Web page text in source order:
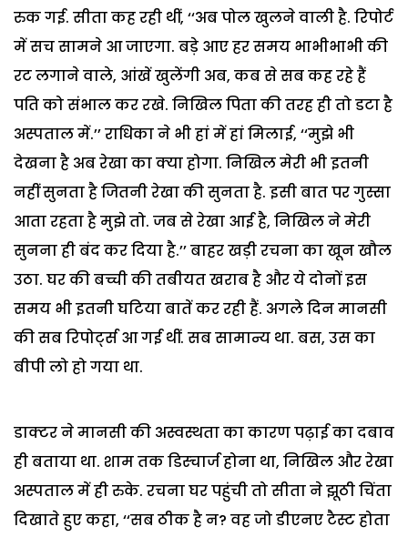
रुक गई. सीता कह रही थीं, ‘‘अब पोल खुलने वाली है. रिपोर्ट
में सच सामने आ जाएगा. बड़े आए हर समय भाभीभाभी की
रट लगाने वाले, आंखें खुलेंगी अब, कब से सब कह रहे हैं
पति को संभाल कर रखे. निखिल पिता की तरह ही तो डटा है
अस्पताल में.’’ राधिका ने भी हां में हां मिलाई, ‘‘मुझे भी
देखना है अब रेखा का क्या होगा. निखिल मेरी भी इतनी
नहीं सुनता है जितनी रेखा की सुनता है. इसी बात पर गुस्सा
आता रहता है मुझे तो. जब से रेखा आई है, निखिल ने मेरी
सुनना ही बंद कर दिया है.’’ बाहर खड़ी रचना का खून खौल
उठा. घर की बच्ची की तबीयत खराब है और ये दोनों इस
समय भी इतनी घटिया बातें कर रही हैं. अगले दिन मानसी
की सब रिपोर्ट्स आ गई थीं. सब सामान्य था. बस, उस का
बीपी लो हो गया था.
डाक्टर ने मानसी की अस्वस्थता का कारण पढ़ाई का दबाव
ही बताया था. शाम तक डिस्चार्ज होना था, निखिल और रेखा
अस्पताल में ही रुके. रचना घर पहुंची तो सीता ने झूठी चिंता
दिखाते हुए कहा, ‘‘सब ठीक है न? वह जो डीएनए टैस्ट होता